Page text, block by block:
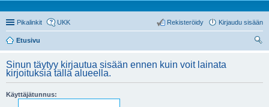
Pikalinkit UKK Kirjaudu sisään
Rekisteröidy
Etusivu
Sinun täytyy kirjautua sisään ennen kuin voit lainata
kirjoituksia tällä alueella.
Käyttäjätunnus: